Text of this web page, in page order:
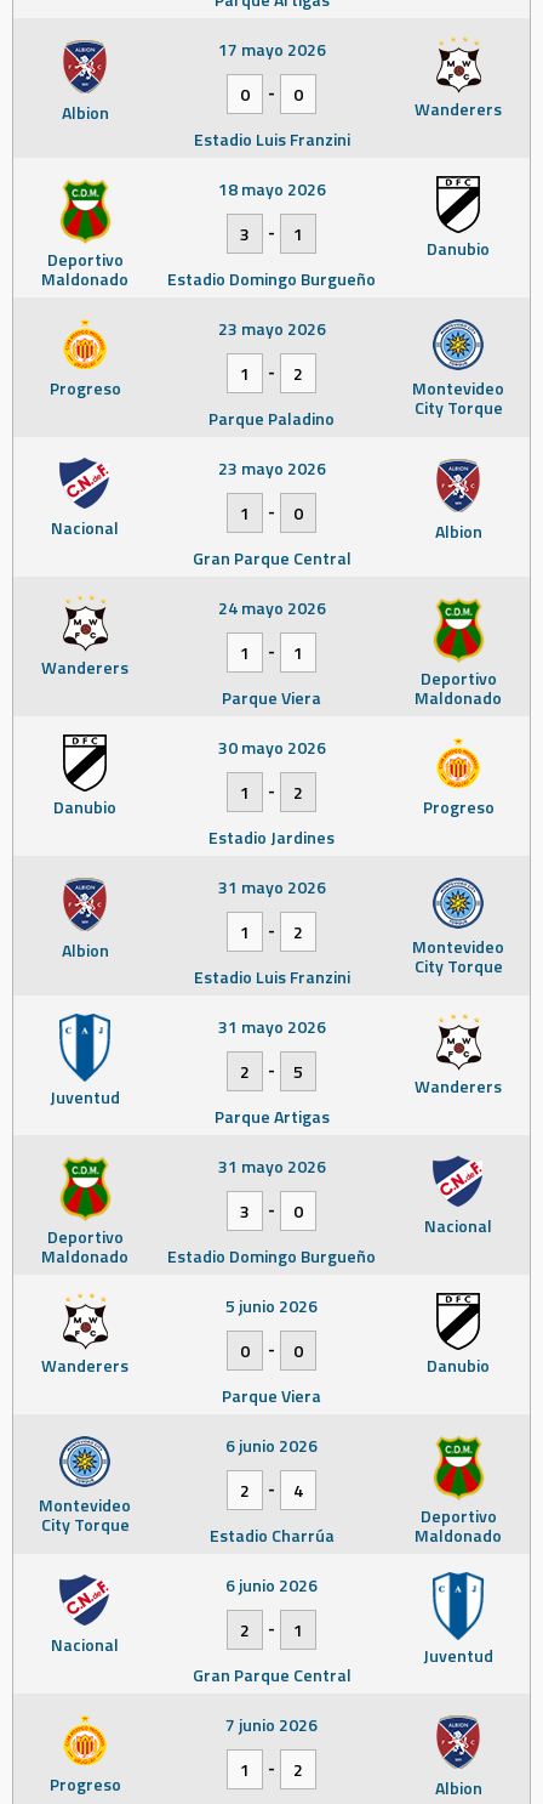
Albion Wanderers
17 mayo 2026
0
-
0
Estadio Luis Franzini
Deportivo
Maldonado
Danubio
18 mayo 2026
3
-
1
Estadio Domingo Burgueño
Progreso Montevideo
City Torque
23 mayo 2026
1
-
2
Parque Paladino
Nacional Albion
23 mayo 2026
1
-
0
Gran Parque Central
Wanderers Deportivo
Maldonado
24 mayo 2026
1
-
1
Parque Viera
Danubio Progreso
30 mayo 2026
1
-
2
Estadio Jardines
Albion Montevideo
City Torque
31 mayo 2026
1
-
2
Estadio Luis Franzini
Juventud Wanderers
31 mayo 2026
2
-
5
Parque Artigas
Deportivo
Maldonado
Nacional
31 mayo 2026
3
-
0
Estadio Domingo Burgueño
Wanderers Danubio
5 junio 2026
0
-
0
Parque Viera
Montevideo
City Torque Deportivo
Maldonado
6 junio 2026
2
-
4
Estadio Charrúa
Nacional Juventud
6 junio 2026
2
-
1
Gran Parque Central
Progreso Albion
7 junio 2026
1
-
2